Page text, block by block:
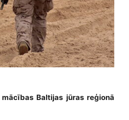
Baltijas jūras reģionā